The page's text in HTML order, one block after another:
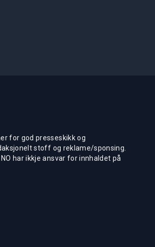
for god presseskikk og
stoff og reklame/sponsing.
har ikkje ansvar for innhaldet på